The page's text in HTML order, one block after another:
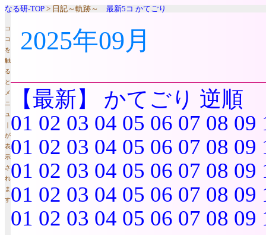
なる研-TOP > 日記～軌跡～ 最新5コ かてごり
コ
コ
を
触
る
と
メ
ニ
ュ
｜
が
表
示
さ
れ
ま
す
2025年09月
【最新】 かてごり 逆順
01 02 03 04 05 06 07 08 09
01 02 03 04 05 06 07 08 09
01 02 03 04 05 06 07 08 09
01 02 03 04 05 06 07 08 09
01 02 03 04 05 06 07 08 09